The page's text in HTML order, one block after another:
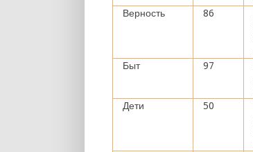
Верность
86
Быт
97
Дети
50